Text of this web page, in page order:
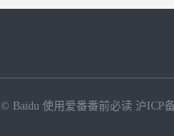
© Baidu 使用爱番番前必读 沪ICP